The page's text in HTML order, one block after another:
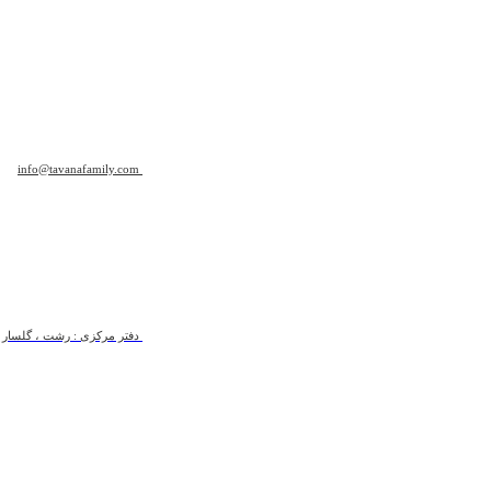
دفتر مرکزی : رشت ، گلسار ،